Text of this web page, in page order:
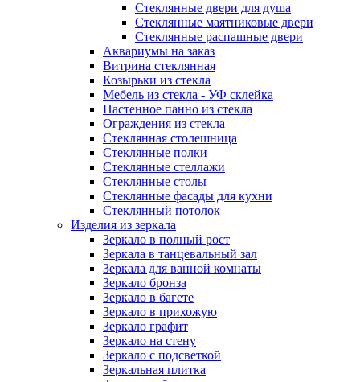
Стеклянные двери для душа
Стеклянные маятниковые двери
Стеклянные распашные двери
Аквариумы на заказ
Витрина стеклянная
Козырьки из стекла
Мебель из стекла - УФ склейка
Настенное панно из стекла
Ограждения из стекла
Стеклянная столешница
Стеклянные полки
Стеклянные стеллажи
Стеклянные столы
Стеклянные фасады для кухни
Стеклянный потолок
Изделия из зеркала
Зеркало в полный рост
Зеркала в танцевальный зал
Зеркала для ванной комнаты
Зеркало бронза
Зеркало в багете
Зеркало в прихожую
Зеркало графит
Зеркало на стену
Зеркало с подсветкой
Зеркальная плитка